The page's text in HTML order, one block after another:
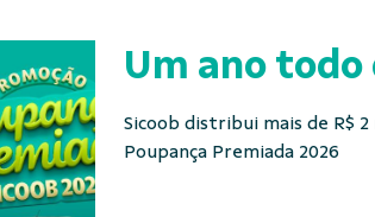
Um ano
Sicoob distribui mais de R$
Poupança Premiada 2026